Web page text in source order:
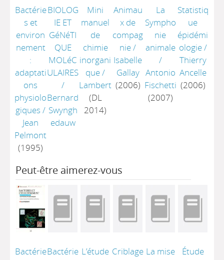
Bactérie
s et
environ
nement
:
adaptati
ons
physiolo
giques /
Jean
Pelmont
(1995)
BIOLOG
IE ET
GéNéTI
QUE
MOLéC
ULAIRES
/
Bernard
Swyngh
edauw
Mini
manuel
de
chimie
inorgani
que/
Lambert
(DL
2014)
Animau
x de
compag
nie/
Isabelle
Gallay
(2006)
La
Sympho
nie
animale
/
Antonio
Fischetti
(2007)
Statistiq
ue
épidémi
ologie/
Thierry
Ancelle
(2006)
Peut-être aimerez-vous
BactérieBactérie L’étude Criblage La mise
Étude